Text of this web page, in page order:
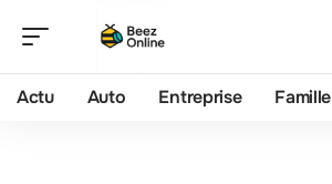
Actu Auto Entreprise Famille